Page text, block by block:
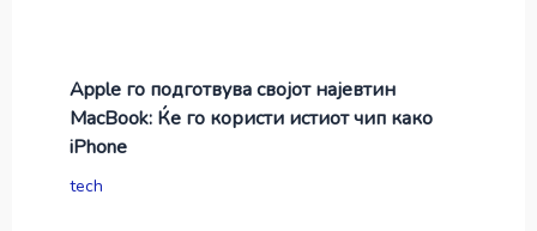
Apple го подготвува својот најевтин
MacBook: Ќе го користи истиот чип како
iPhone
tech